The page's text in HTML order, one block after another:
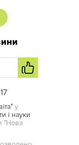
у
і науки
"Нова